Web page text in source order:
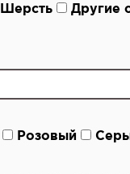
Шерсть
Другие
Розовый